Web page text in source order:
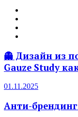
👻 Дизайн из
Gauze Study
01.11.2025
Анти-